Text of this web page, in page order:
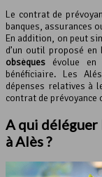
Le contrat de
banques, assurances
En addition, on peut
d’un outil proposé
obsèques évolue
bénéficiaire. Les
dépenses relatives à
contrat de prévoyance
A qui déléguer
à Alès ?